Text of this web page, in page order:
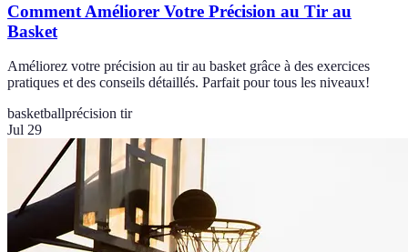
Comment Améliorer Votre Précision au Tir au
Basket
Améliorez votre précision au tir au basket grâce à des exercices
pratiques et des conseils détaillés. Parfait pour tous les niveaux!
basketballprécision tir
Jul 29